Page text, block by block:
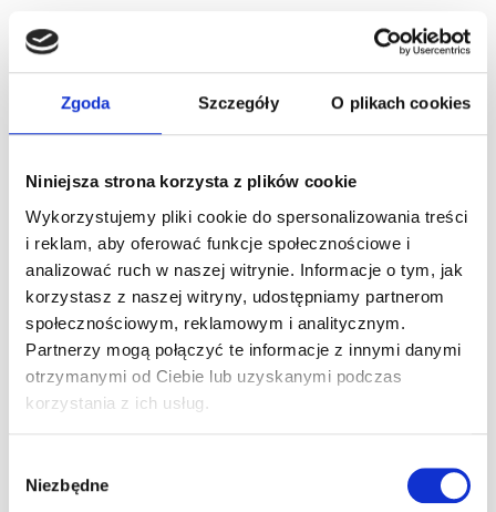
Zgoda Szczegóły O plikach cookies
Niniejsza strona korzysta z plików cookie
Wykorzystujemy pliki cookie do spersonalizowania treści
i reklam, aby oferować funkcje społecznościowe i
analizować ruch w naszej witrynie. Informacje o tym, jak
korzystasz z naszej witryny, udostępniamy partnerom
społecznościowym, reklamowym i analitycznym.
Partnerzy mogą połączyć te informacje z innymi danymi
otrzymanymi od Ciebie lub uzyskanymi podczas
korzystania z ich usług.
zgody
Niezbędne
ponownie od niedzieli od godziny 10:00.
Ostatnie artykuły
0
24h Le Mans – przewodnik po największym
30 lipca 2026
Pole Position w F1 – co to znaczy, jak się
zdobywa i kto jest rekordzistą
22 lipca 2026
Jak zostać kierowcą wyścigowym – od
pierwszego siadu w gokarcie do torów FIA
0